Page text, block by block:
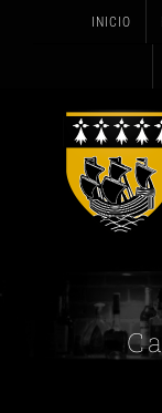
INICIO